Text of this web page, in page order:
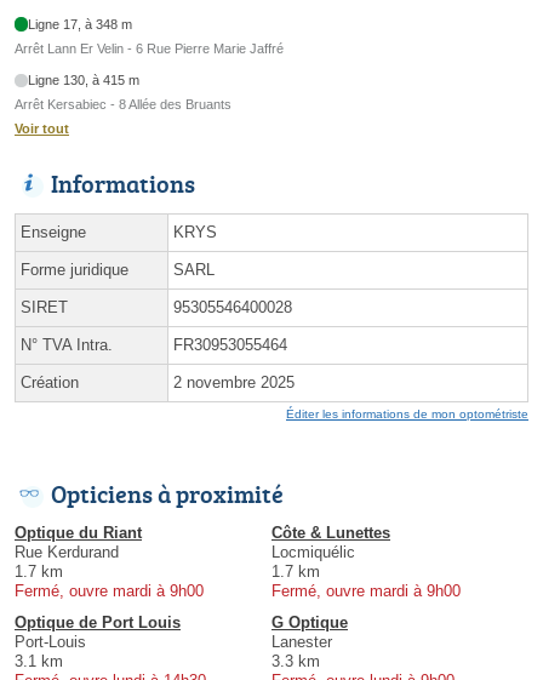
Ligne 17, à 348 m
Arrêt Lann Er Velin - 6 Rue Pierre Marie Jaffré
Ligne 130, à 415 m
Arrêt Kersabiec - 8 Allée des Bruants
Voir tout
Informations
Enseigne KRYS
Forme juridique SARL
SIRET 95305546400028
N° TVA Intra. FR30953055464
Création 2 novembre 2025
Éditer les informations de mon optométriste
Opticiens à proximité
Optique du Riant
Rue Kerdurand
1.7 km
Fermé, ouvre mardi à 9h00
Côte & Lunettes
Locmiquélic
1.7 km
Fermé, ouvre mardi à 9h00
Optique de Port Louis
Port-Louis
3.1 km
G Optique
Lanester
3.3 km